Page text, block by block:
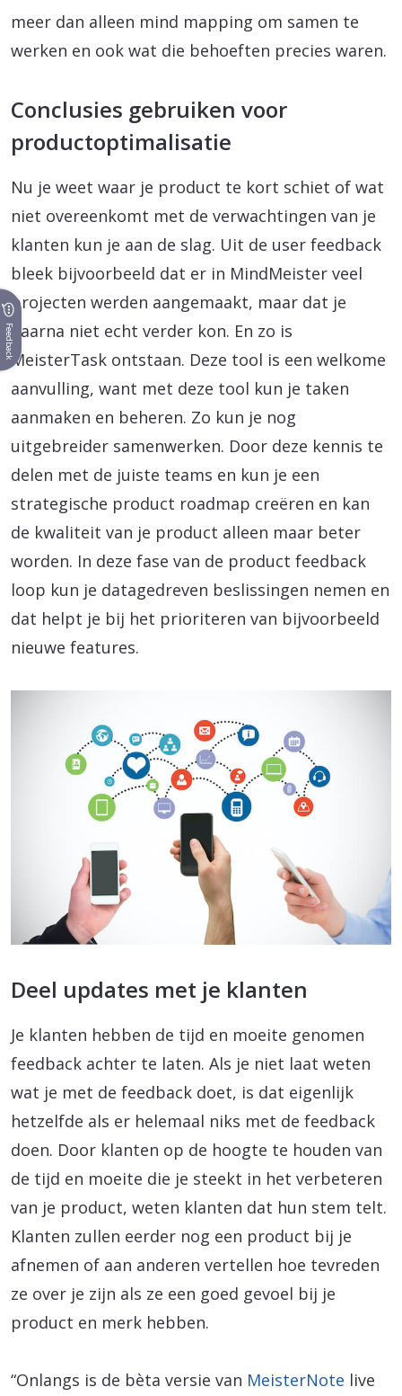
meer dan alleen mind mapping om samen te
werken en ook wat die behoeften precies waren.
Conclusies gebruiken voor
productoptimalisatie
Nu je weet waar je product te kort schiet of wat
niet overeenkomt met de verwachtingen van je
klanten kun je aan de slag. Uit de user feedback
bleek bijvoorbeeld dat er in MindMeister veel
projecten werden aangemaakt, maar dat je
daarna niet echt verder kon. En zo is
MeisterTask ontstaan. Deze tool is een welkome
aanvulling, want met deze tool kun je taken
aanmaken en beheren. Zo kun je nog
uitgebreider samenwerken. Door deze kennis te
delen met de juiste teams en kun je een
strategische product roadmap creëren en kan
de kwaliteit van je product alleen maar beter
worden. In deze fase van de product feedback
loop kun je datagedreven beslissingen nemen en
dat helpt je bij het prioriteren van bijvoorbeeld
nieuwe features.
Deel updates met je klanten
Je klanten hebben de tijd en moeite genomen
feedback achter te laten. Als je niet laat weten
wat je met de feedback doet, is dat eigenlijk
hetzelfde als er helemaal niks met de feedback
doen. Door klanten op de hoogte te houden van
de tijd en moeite die je steekt in het verbeteren
van je product, weten klanten dat hun stem telt.
Klanten zullen eerder nog een product bij je
afnemen of aan anderen vertellen hoe tevreden
ze over je zijn als ze een goed gevoel bij je
product en merk hebben.
“Onlangs is de bèta versie van MeisterNote live
Feedback